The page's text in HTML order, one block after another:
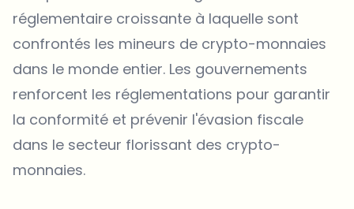
réglementaire croissante à laquelle sont
confrontés les mineurs de crypto-monnaies
dans le monde entier. Les gouvernements
renforcent les réglementations pour garantir
la conformité et prévenir l'évasion fiscale
dans le secteur florissant des crypto-
monnaies.